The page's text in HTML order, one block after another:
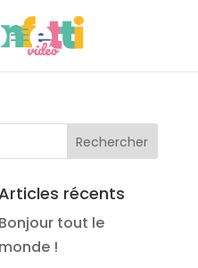
récents
Bonjour tout le
monde !